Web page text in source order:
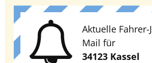
Aktuelle Fahrer-
Mail für
34123 Kassel